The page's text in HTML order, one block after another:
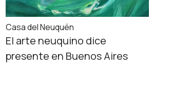
Casa del Neuquén
El arte neuquino dice
presente en Buenos Aires